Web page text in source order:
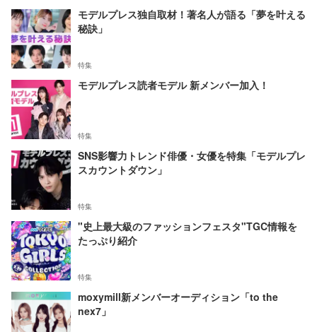
モデルプレス独自取材！著名人が語る「夢を叶える
秘訣」
特集
モデルプレス読者モデル 新メンバー加入！
特集
SNS影響力トレンド俳優・女優を特集「モデルプレ
スカウントダウン」
特集
"史上最大級のファッションフェスタ"TGC情報を
たっぷり紹介
特集
moxymill新メンバーオーディション「to the
nex7」